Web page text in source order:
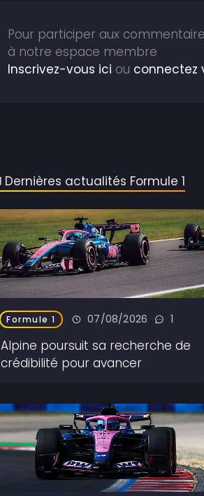
Pour participer aux
à notre espace membre
Inscrivez-vous ici ou connectez
Dernières actualités Formule 1
Formule 1 07/08/2026 1
Alpine poursuit sa recherche de
crédibilité pour avancer